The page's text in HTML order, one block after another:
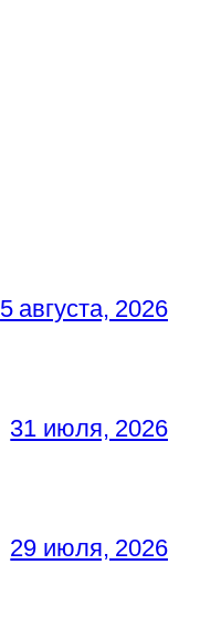
5 августа, 2026
31 июля, 2026
29 июля, 2026